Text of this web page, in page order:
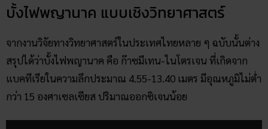
บั้งไฟพญานาค แบบเชิงวิทยาศาสตร์
จากงานวิจัยทางวิทยาศาสตร์ในประเทศไทยหลาย ๆ ฉบับนั้นต่าง
สรุปได้ว่าบั้งไฟพญานาค คือ ก๊าซมีเทน-ไนโตรเจน ที่เกิดจาก
แบคทีเรียในความลึกประมาณ 4.55-13.40 เมตร มีอุณหภูมิไม่ต่ำ
กว่า 15 องศาเซลเซียส ปริมาณออกซิเจนน้อย